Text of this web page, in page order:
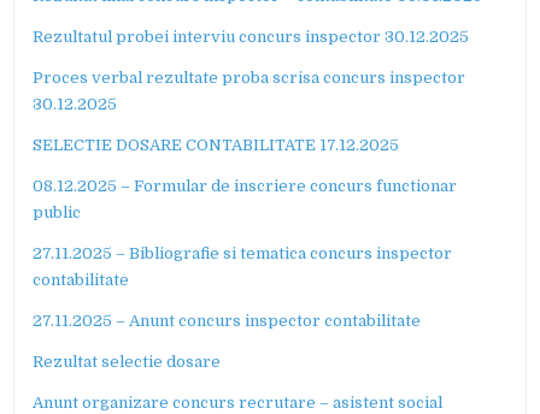
Rezultatul probei interviu concurs inspector 30.12.2025
Proces verbal rezultate proba scrisa concurs inspector
30.12.2025
SELECTIE DOSARE CONTABILITATE 17.12.2025
08.12.2025 – Formular de inscriere concurs functionar
public
27.11.2025 – Bibliografie si tematica concurs inspector
contabilitate
27.11.2025 – Anunt concurs inspector contabilitate
Rezultat selectie dosare
Anunt organizare concurs recrutare – asistent social